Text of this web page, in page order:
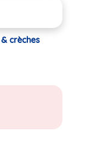
crèches